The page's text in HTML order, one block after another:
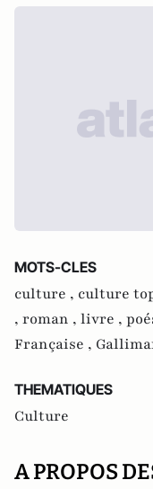
MOTS-CLES
culture , culture
, roman , livre ,
Française ,
THEMATIQUES
Culture
A PROPOS